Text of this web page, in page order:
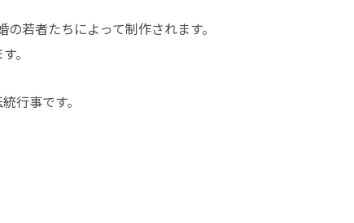
若者たちによって制作されます。
。
行事です。